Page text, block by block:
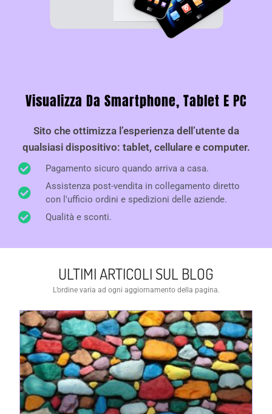
Visualizza Da Smartphone, Tablet E PC
Sito che ottimizza l’esperienza dell’utente da
qualsiasi dispositivo: tablet, cellulare e computer.
Pagamento sicuro quando arriva a casa.
Assistenza post-vendita in collegamento diretto
con l'ufficio ordini e spedizioni delle aziende.
Qualità e sconti.
ULTIMI ARTICOLI SUL BLOG
L’ordine varia ad ogni aggiornamento della pagina.